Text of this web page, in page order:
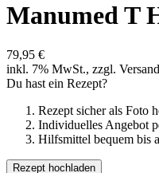
Manumed T
79,95 €
inkl. 7% MwSt., zzgl. Versand
Du hast ein Rezept?
Rezept sicher als Foto
Individuelles Angebot
Hilfsmittel bequem bis
Rezept hochladen